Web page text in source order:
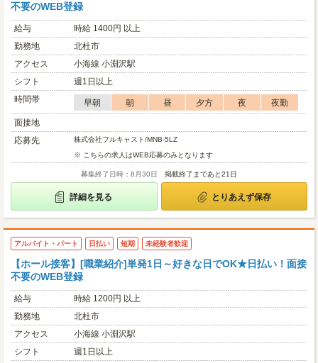
不要のWEB登録
給与
時給 1400円 以上
勤務地
北杜市
アクセス
小海線 小淵沢駅
シフト
週1日以上
時間帯
早朝 朝 昼 夕方 夜
夜勤
面接地
応募先
株式会社フルキャスト/MNB-5LZ
※ こちらの求人はWEB応募のみとなります
募集終了日時：8月30日 掲載終了まであと21日
詳細を見る とりあえず保存
アルバイト・パート 日払い 短期 未経験者歓迎
【ホール接客】[職業紹介]単発1日～好きな日でOK★日払い！面接
不要のWEB登録
給与
時給 1200円 以上
勤務地
北杜市
アクセス
小海線 小淵沢駅
シフト
週1日以上